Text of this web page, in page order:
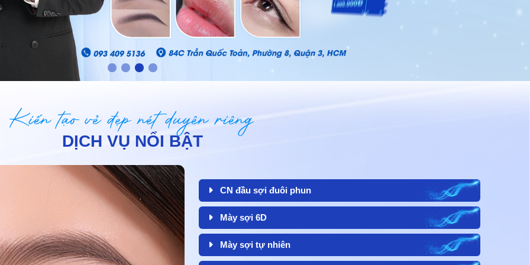
Kiến tạo vẻ đẹp nét duyên riêng
DỊCH VỤ NỔI BẬT
CN đầu sợi đuôi phun
Mày sợi 6D
Mày sợi tự nhiên